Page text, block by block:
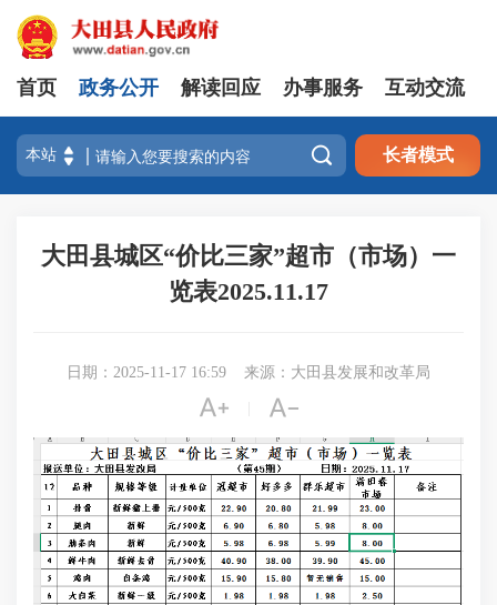
首页 政务公开 解读回应 办事服务 互动交流
 长者模式
大田县城区“价比三家”超市（市场）一
览表2025.11.17
日期：2025-11-17 16:59 来源：大田县发展和改革局
 